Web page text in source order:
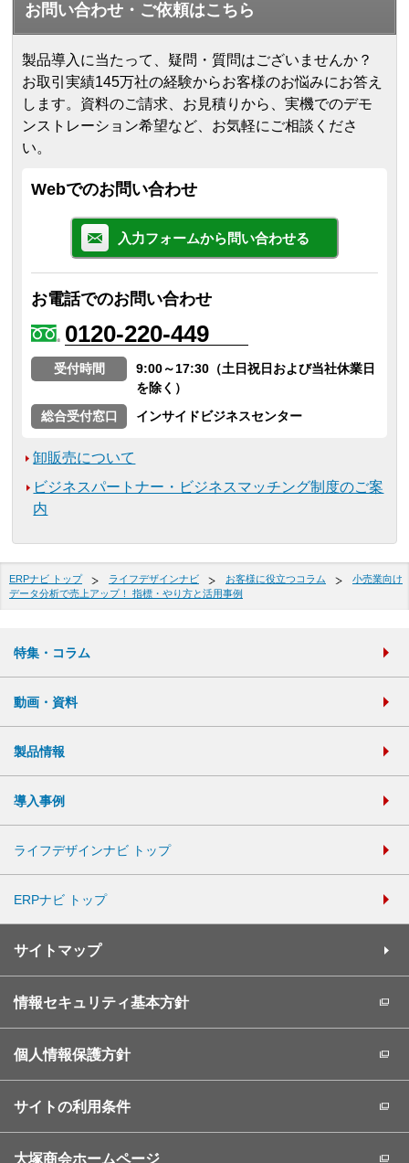
お問い合わせ・ご依頼はこちら
製品導入に当たって、疑問・質問はございませんか？
お取引実績145万社の経験からお客様のお悩みにお答え
します。 資料のご請求、お見積りから、実機でのデモ
ンストレーション希望など、お気軽にご相談くださ
い。
Webでのお問い合わせ
入力フォームから問い合わせる
お電話でのお問い合わせ
0120-220-449
受付時間
9:00～17:30（土日祝日および当社休業日
を除く）
総合受付窓口
インサイドビジネスセンター
卸販売について
ビジネスパートナー・ビジネスマッチング制度のご案
内
ERPナビ トップ ライフデザインナビ お客様に役立つコラム
小売業向け
データ分析で売上アップ！ 指標・やり方と活用事例
特集・コラム
動画・資料
製品情報
導入事例
ライフデザインナビ トップ
ERPナビ トップ
サイトマップ
情報セキュリティ基本方針
個人情報保護方針
サイトの利用条件
大塚商会ホームページ